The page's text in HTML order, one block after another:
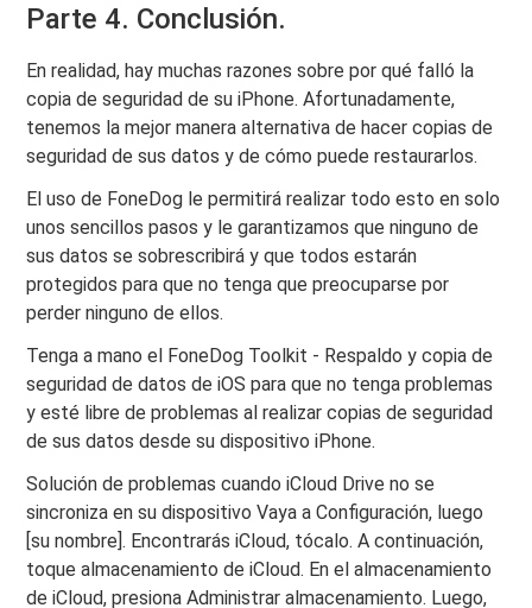
Parte 4. Conclusión.
En realidad, hay muchas razones sobre por qué falló la
copia de seguridad de su iPhone. Afortunadamente,
tenemos la mejor manera alternativa de hacer copias de
seguridad de sus datos y de cómo puede restaurarlos.
El uso de FoneDog le permitirá realizar todo esto en solo
unos sencillos pasos y le garantizamos que ninguno de
sus datos se sobrescribirá y que todos estarán
protegidos para que no tenga que preocuparse por
perder ninguno de ellos.
Tenga a mano el FoneDog Toolkit - Respaldo y copia de
seguridad de datos de iOS para que no tenga problemas
y esté libre de problemas al realizar copias de seguridad
de sus datos desde su dispositivo iPhone.
Solución de problemas cuando iCloud Drive no se
sincroniza en su dispositivo Vaya a Configuración, luego
[su nombre]. Encontrarás iCloud, tócalo. A continuación,
toque almacenamiento de iCloud. En el almacenamiento
de iCloud, presiona Administrar almacenamiento. Luego,